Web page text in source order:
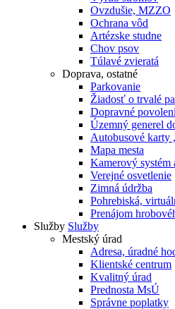
Ovzdušie, MZZO
Ochrana vôd
Artézske studne
Chov psov
Túlavé zvieratá
Doprava, ostatné
Parkovanie
Žiadosť o trvalé
Dopravné
Územný generel
Autobusové karty
Mapa mesta
Kamerový systém
Verejné osvetlenie
Zimná údržba
Pohrebiská,
Prenájom
Služby Služby
Mestský úrad
Adresa, úradné
Klientské centrum
Kvalitný úrad
Prednosta MsÚ
Správne poplatky